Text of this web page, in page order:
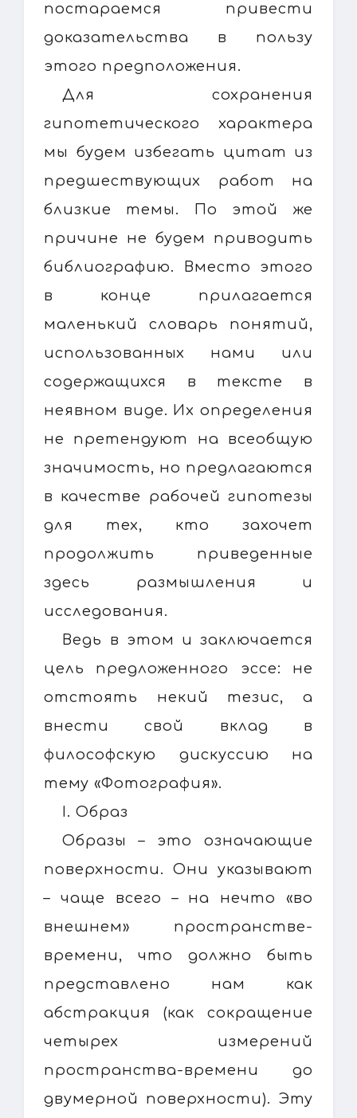
постараемся привести
доказательства в пользу
этого предположения.
Для сохранения
гипотетического характера
мы будем избегать цитат из
предшествующих работ на
близкие темы. По этой же
причине не будем приводить
библиографию. Вместо этого
в конце прилагается
маленький словарь понятий,
использованных нами или
содержащихся в тексте в
неявном виде. Их определения
не претендуют на всеобщую
значимость, но предлагаются
в качестве рабочей гипотезы
для тех, кто захочет
продолжить приведенные
здесь размышления и
исследования.
Ведь в этом и заключается
цель предложенного эссе: не
отстоять некий тезис, а
внести свой вклад в
философскую дискуссию на
тему «Фотография».
I. Образ
Образы – это означающие
поверхности. Они указывают
– чаще всего – на нечто «во
внешнем» пространстве-
времени, что должно быть
представлено нам как
абстракция (как сокращение
четырех измерений
пространства-времени до
двумерной поверхности). Эту